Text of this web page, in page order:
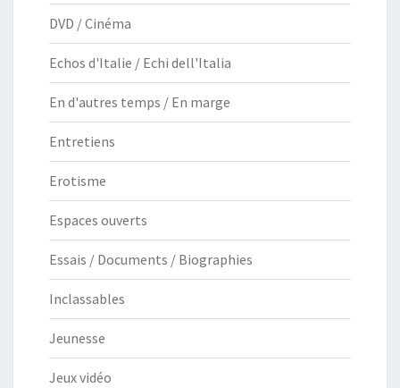
DVD / Cinéma
Echos d'Italie / Echi dell'Italia
En d'autres temps / En marge
Entretiens
Erotisme
Espaces ouverts
Essais / Documents / Biographies
Inclassables
Jeunesse
Jeux vidéo